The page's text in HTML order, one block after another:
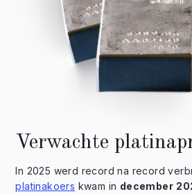
Verwachte
In 2025 werd record na record
platinakoers kwam in december